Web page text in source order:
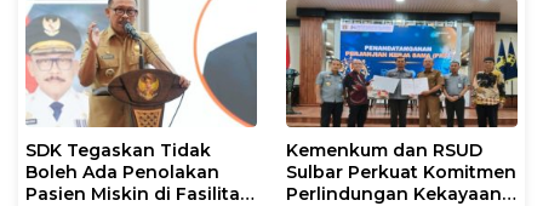
SDK Tegaskan Tidak
Boleh Ada Penolakan
Pasien Miskin di Fasilitas
Kemenkum dan RSUD
Sulbar Perkuat Komitmen
Perlindungan Kekayaan